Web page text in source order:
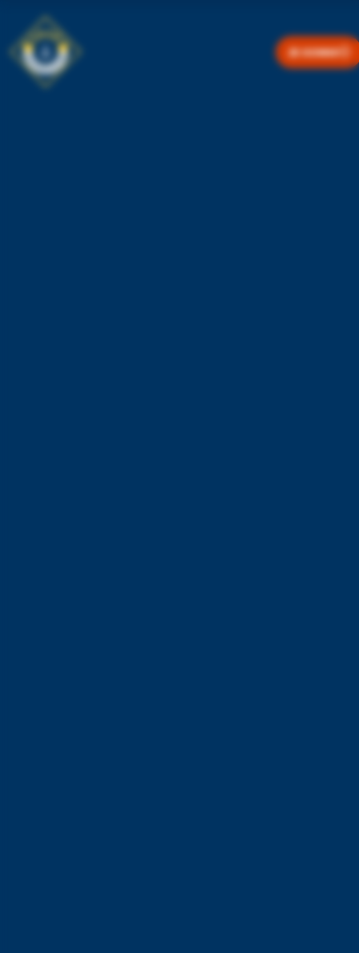
JE DONNE